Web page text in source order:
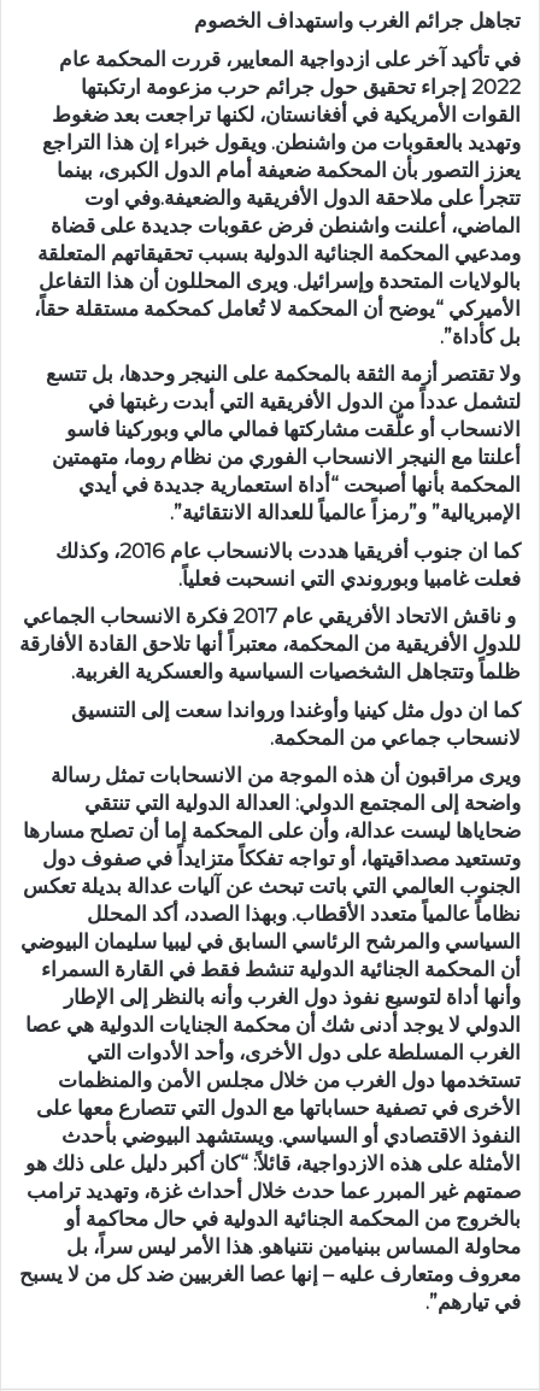
تجاهل جرائم الغرب واستهداف الخصوم
في تأكيد آخر على ازدواجية المعايير، قررت المحكمة عام
2022 إجراء تحقيق حول جرائم حرب مزعومة ارتكبتها
القوات الأمريكية في أفغانستان، لكنها تراجعت بعد ضغوط
وتهديد بالعقوبات من واشنطن. ويقول خبراء إن هذا التراجع
يعزز التصور بأن المحكمة ضعيفة أمام الدول الكبرى، بينما
تتجرأ على ملاحقة الدول الأفريقية والضعيفة.وفي اوت
الماضي، أعلنت واشنطن فرض عقوبات جديدة على قضاة
ومدعيي المحكمة الجنائية الدولية بسبب تحقيقاتهم المتعلقة
بالولايات المتحدة وإسرائيل. ويرى المحللون أن هذا التفاعل
الأميركي “يوضح أن المحكمة لا تُعامل كمحكمة مستقلة حقاً،
بل كأداة”.
ولا تقتصر أزمة الثقة بالمحكمة على النيجر وحدها، بل تتسع
لتشمل عدداً من الدول الأفريقية التي أبدت رغبتها في
الانسحاب أو علّقت مشاركتها فمالي مالي وبوركينا فاسو
أعلنتا مع النيجر الانسحاب الفوري من نظام روما، متهمتين
المحكمة بأنها أصبحت “أداة استعمارية جديدة في أيدي
الإمبريالية” و”رمزاً عالمياً للعدالة الانتقائية”.
كما ان جنوب أفريقيا هددت بالانسحاب عام 2016، وكذلك
فعلت غامبيا وبوروندي التي انسحبت فعلياً.
و ناقش الاتحاد الأفريقي عام 2017 فكرة الانسحاب الجماعي
للدول الأفريقية من المحكمة، معتبراً أنها تلاحق القادة الأفارقة
ظلماً وتتجاهل الشخصيات السياسية والعسكرية الغربية.
كما ان دول مثل كينيا وأوغندا ورواندا سعت إلى التنسيق
لانسحاب جماعي من المحكمة.
ويرى مراقبون أن هذه الموجة من الانسحابات تمثل رسالة
واضحة إلى المجتمع الدولي: العدالة الدولية التي تنتقي
ضحاياها ليست عدالة، وأن على المحكمة إما أن تصلح مسارها
وتستعيد مصداقيتها، أو تواجه تفككاً متزايداً في صفوف دول
الجنوب العالمي التي باتت تبحث عن آليات عدالة بديلة تعكس
نظاماً عالمياً متعدد الأقطاب. وبهذا الصدد، أكد المحلل
السياسي والمرشح الرئاسي السابق في ليبيا سليمان البيوضي
أن المحكمة الجنائية الدولية تنشط فقط في القارة السمراء
وأنها أداة لتوسيع نفوذ دول الغرب وأنه بالنظر إلى الإطار
الدولي لا يوجد أدنى شك أن محكمة الجنايات الدولية هي عصا
الغرب المسلطة على دول الأخرى، وأحد الأدوات التي
تستخدمها دول الغرب من خلال مجلس الأمن والمنظمات
الأخرى في تصفية حساباتها مع الدول التي تتصارع معها على
النفوذ الاقتصادي أو السياسي. ويستشهد البيوضي بأحدث
الأمثلة على هذه الازدواجية، قائلاً: “كان أكبر دليل على ذلك هو
صمتهم غير المبرر عما حدث خلال أحداث غزة، وتهديد ترامب
بالخروج من المحكمة الجنائية الدولية في حال محاكمة أو
محاولة المساس ببنيامين نتنياهو. هذا الأمر ليس سراً، بل
معروف ومتعارف عليه – إنها عصا الغربيين ضد كل من لا يسبح
في تيارهم”.